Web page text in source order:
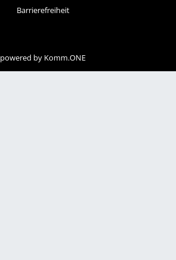
Barrierefreiheit
powered by Komm.ONE